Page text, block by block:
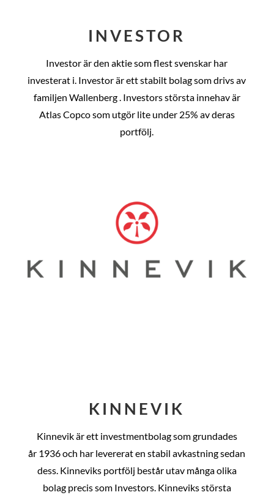
INVESTOR
Investor är den aktie som flest svenskar har
investerat i. Investor är ett stabilt bolag som drivs av
familjen Wallenberg . Investors största innehav är
Atlas Copco som utgör lite under 25% av deras
portfölj.
KINNEVIK
Kinnevik är ett investmentbolag som grundades
år 1936 och har levererat en stabil avkastning sedan
dess. Kinneviks portfölj består utav många olika
bolag precis som Investors. Kinneviks största